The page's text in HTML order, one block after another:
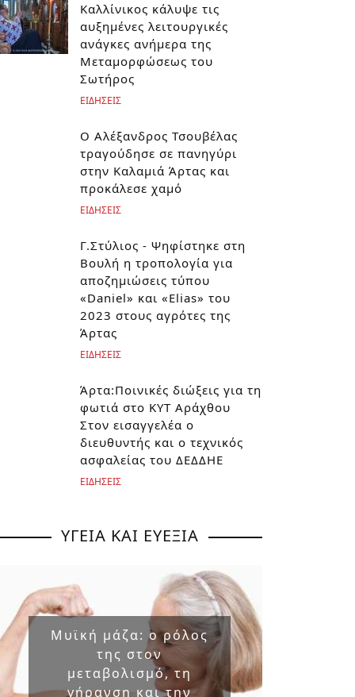
Καλλίνικος κάλυψε τις
αυξημένες λειτουργικές
ανάγκες ανήμερα της
Μεταμορφώσεως του
Σωτήρος
ΕΙΔΗΣΕΙΣ
Ο Αλέξανδρος Τσουβέλας
τραγούδησε σε πανηγύρι
στην Καλαμιά Άρτας και
προκάλεσε χαμό
ΕΙΔΗΣΕΙΣ
Γ.Στύλιος - Ψηφίστηκε στη
Βουλή η τροπολογία για
αποζημιώσεις τύπου
«Daniel» και «Elias» του
2023 στους αγρότες της
Άρτας
ΕΙΔΗΣΕΙΣ
Άρτα:Ποινικές διώξεις για τη
φωτιά στο ΚΥΤ Αράχθου
Στον εισαγγελέα ο
διευθυντής και ο τεχνικός
ασφαλείας του ΔΕΔΔΗΕ
ΕΙΔΗΣΕΙΣ
ΥΓΕΙΑ ΚΑΙ ΕΥΕΞΙΑ
Μυϊκή μάζα: ο ρόλος
της στον
μεταβολισμό, τη
γήρανση και την